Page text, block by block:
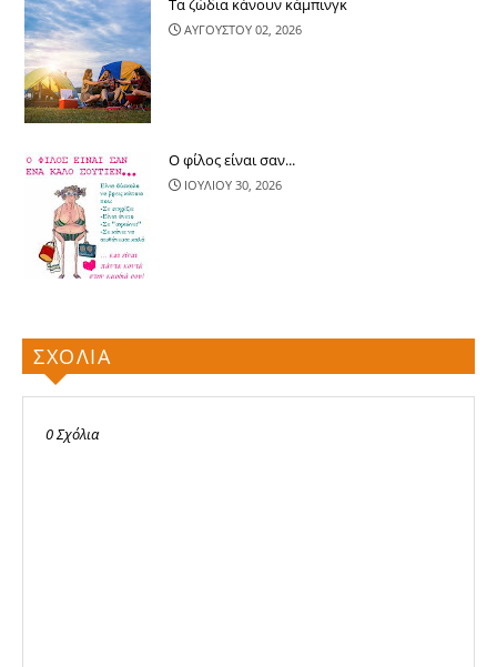
Τα ζώδια κάνουν κάμπινγκ
ΑΥΓΟΥΣΤΟΥ 02, 2026
Ο φίλος είναι σαν...
ΙΟΥΛΙΟΥ 30, 2026
ΣΧΟΛΙΑ
0 Σχόλια